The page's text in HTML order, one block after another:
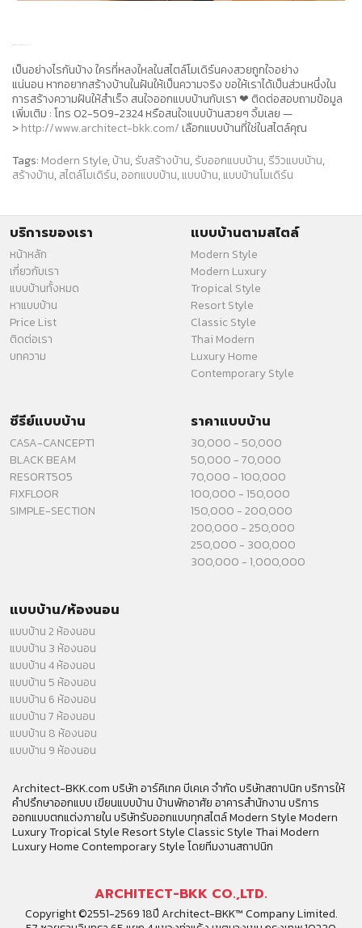
เป็นอย่างไรกันบ้าง ใครที่หลงใหลในสไตล์โมเดิร์นคงสวยถูกใจอย่าง
แน่นอน หากอยากสร้างบ้านในฝันให้เป็นความจริง ขอให้เราได้เป็นส่วนหนึ่งใน
การสร้างความฝันให้สำเร็จ สนใจออกแบบบ้านกับเรา ❤ ติดต่อสอบถามข้อมูล
เพิ่มเติม :โทร 02-509-2324หรือสนใจแบบบ้านสวยๆ จิ้มเลย —
>http://www.architect-bkk.com/เลือกแบบบ้านที่ใช่ในสไตล์คุณ
Tags: Modern Style, บ้าน, รับสร้างบ้าน, รับออกแบบบ้าน, รีวิวแบบบ้าน,
สร้างบ้าน, สไตล์โมเดิร์น, ออกแบบบ้าน, แบบบ้าน, แบบบ้านโมเดิร์น
บริการของเรา
หน้าหลัก
เกี่ยวกับเรา
แบบบ้านทั้งหมด
หาแบบบ้าน
Price List
ติดต่อเรา
บทความ
แบบบ้านตามสไตล์
Modern Style
Modern Luxury
Tropical Style
Resort Style
Classic Style
Thai Modern
Luxury Home
Contemporary Style
ซีรีย์แบบบ้าน
CASA-CANCEPT1
BLACK BEAM
RESORT505
FIXFLOOR
SIMPLE-SECTION
ราคาแบบบ้าน
30,000 - 50,000
50,000 - 70,000
70,000 - 100,000
100,000 - 150,000
150,000 - 200,000
200,000 - 250,000
250,000 - 300,000
300,000 - 1,000,000
แบบบ้าน/ห้องนอน
แบบบ้าน 2 ห้องนอน
แบบบ้าน 3 ห้องนอน
แบบบ้าน 4 ห้องนอน
แบบบ้าน 5 ห้องนอน
แบบบ้าน 6 ห้องนอน
แบบบ้าน 7 ห้องนอน
แบบบ้าน 8 ห้องนอน
แบบบ้าน 9 ห้องนอน
Architect-BKK.com บริษัท อาร์คิเทค บีเคเค จำกัด บริษัทสถาปนิก บริการให้
คำปรึกษาออกแบบ เขียนแบบบ้าน บ้านพักอาศัย อาคารสำนักงาน บริการ
ออกแบบตกแต่งภายใน บริษัทรับออกแบบทุกสไตล์ Modern Style Modern
Luxury Tropical Style Resort Style Classic Style Thai Modern
Luxury Home Contemporary Style โดยทีมงานสถาปนิก
ARCHITECT-BKK CO.,LTD.
Copyright ©2551-2569 18ปี Architect-BKK™ Company Limited.